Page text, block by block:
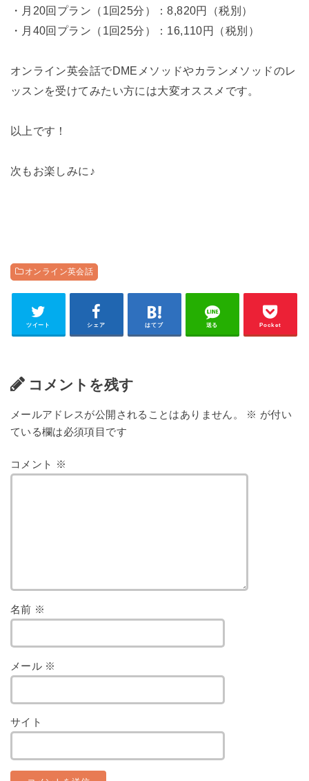
・月20回プラン（1回25分）：8,820円（税別）
・月40回プラン（1回25分）：16,110円（税別）
オンライン英会話でDMEメソッドやカランメソッドのレ
ッスンを受けてみたい方には大変オススメです。
以上です！
次もお楽しみに♪
オンライン英会話
ツイート シェア はてブ 送る Pocket
コメントを残す
メールアドレスが公開されることはありません。 ※ が付い
ている欄は必須項目です
コメント ※
名前 ※
メール ※
サイト